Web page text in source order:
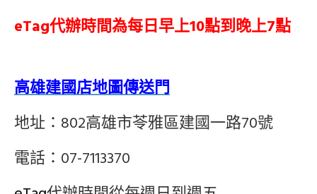
eTag代辦時間為每日早上10點到晚上7點
高雄建國店地圖傳送門
地址：802高雄市苓雅區建國一路70號
電話：07-7113370